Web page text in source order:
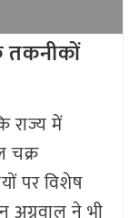
राज्य में
चक्र
पर विशेष